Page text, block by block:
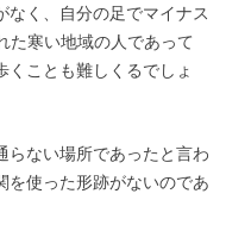
なく、自分の足でマイナス
寒い地域の人であって
くことも難しくるでしょ
らない場所であったと言わ
を使った形跡がないのであ